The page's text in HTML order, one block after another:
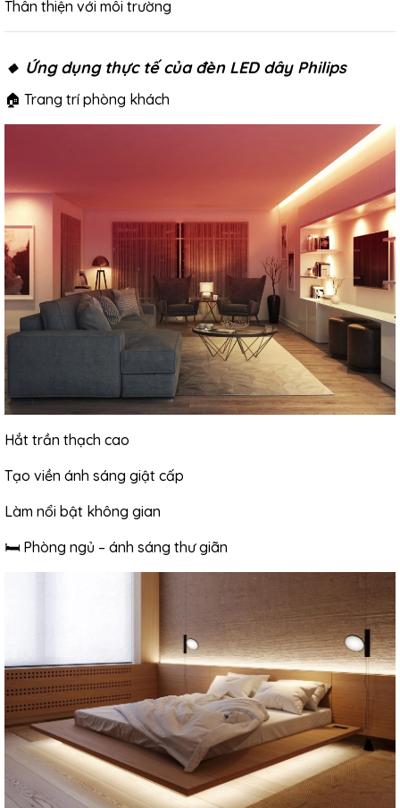
Thân thiện với môi trường
🔸 Ứng dụng thực tế của đèn LED dây Philips
🏠 Trang trí phòng khách
Hắt trần thạch cao
Tạo viền ánh sáng giật cấp
Làm nổi bật không gian
🛏 Phòng ngủ – ánh sáng thư giãn